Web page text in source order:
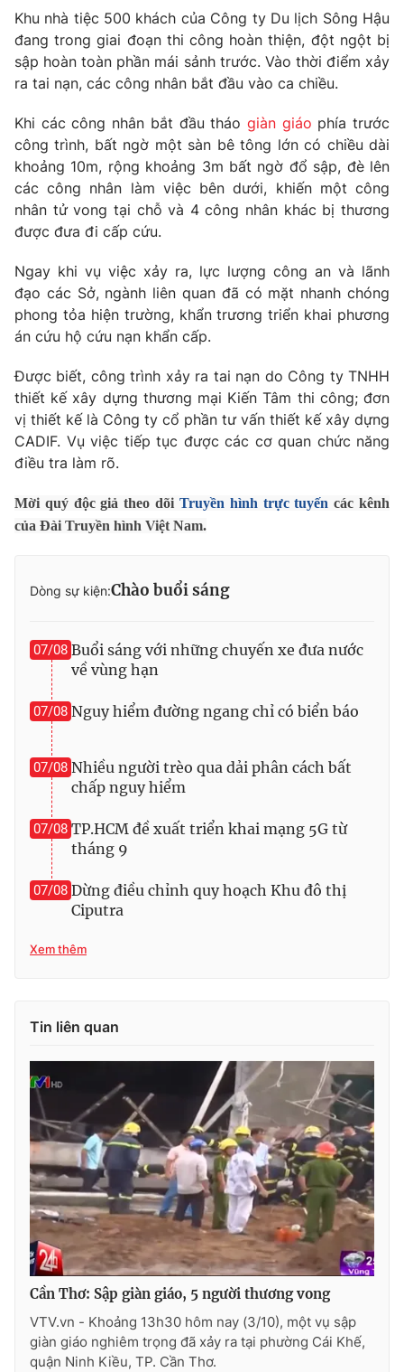
Thế giới đó đây
Câu chuyện quốc tế
Kinh tế
Tài chính
Thị trường
Góc doanh nghiệp
Dữ liệu và đời sống
Truyền hình
Phim VTV
Hậu trường
Nhân vật
Khán giả
Giải sao mai
Giải trí
Điện ảnh
Sao
Đời sống
Du lịch
Làm đẹp
Chất lượng cuộc sống
Giáo dục
Tuyển sinh
Công nghệ
Hitech Công nghệ tương lai
Sản phẩm
Thị trường
Giao lưu trực tuyến
Lịch phát sóng
Chuyên mục khác
Emagazine
Photo Infographic
Video Shorts video
VTV Money
VTV Sức khoẻ
Thị trường 24h
VTV4
VTV9
Liên hệ tòa soạn
Theo dõi báo trên
Cơ quan chủ quản:Đài Truyền hình Việt Nam
Cơ quan báo chí:Thời báo VTV
Giấy phép hoạt động báo in và báo điện tử số 483/GP-BTTTT
cấp ngày 29/12/2023
Tổng Biên tập:Vũ Thanh Thủy
Phó Tổng Biên tập:
Nguyễn Thị Mỹ Hạnh, Phạm Quốc Thắng,
Nguyễn Trọng Ninh
Tổng đài VTV:024.38 355 931 - 024.38 355 932
Khu nhà tiệc 500 khách của Công ty Du lịch Sông Hậu
đang trong giai đoạn thi công hoàn thiện, đột ngột bị
sập hoàn toàn phần mái sảnh trước. Vào thời điểm xảy
ra tai nạn, các công nhân bắt đầu vào ca chiều.
Khi các công nhân bắt đầu tháo giàn giáo phía trước
công trình, bất ngờ một sàn bê tông lớn có chiều dài
khoảng 10m, rộng khoảng 3m bất ngờ đổ sập, đè lên
các công nhân làm việc bên dưới, khiến một công
nhân tử vong tại chỗ và 4 công nhân khác bị thương
được đưa đi cấp cứu.
Ngay khi vụ việc xảy ra, lực lượng công an và lãnh
đạo các Sở, ngành liên quan đã có mặt nhanh chóng
phong tỏa hiện trường, khẩn trương triển khai phương
án cứu hộ cứu nạn khẩn cấp.
Được biết, công trình xảy ra tai nạn do Công ty TNHH
thiết kế xây dựng thương mại Kiến Tâm thi công; đơn
vị thiết kế là Công ty cổ phần tư vấn thiết kế xây dựng
CADIF. Vụ việc tiếp tục được các cơ quan chức năng
điều tra làm rõ.
Mời quý độc giả theo dõi Truyền hình trực tuyến các kênh
của Đài Truyền hình Việt Nam.
Dòng sự kiện:Chào buổi sáng
07/08 Buổi sáng với những chuyến xe đưa nước
về vùng hạn
07/08 Nguy hiểm đường ngang chỉ có biển báo
07/08 Nhiều người trèo qua dải phân cách bất
chấp nguy hiểm
07/08 TP.HCM đề xuất triển khai mạng 5G từ
tháng 9
07/08 Dừng điều chỉnh quy hoạch Khu đô thị
Ciputra
Xem thêm
Tin liên quan
Cần Thơ: Sập giàn giáo, 5 người thương vong
VTV.vn - Khoảng 13h30 hôm nay (3/10), một vụ sập
giàn giáo nghiêm trọng đã xảy ra tại phường Cái Khế,
quận Ninh Kiều, TP. Cần Thơ.